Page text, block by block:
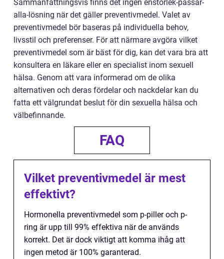
Sammanfattningsvis finns det ingen enstorlek-passar-
alla-lösning när det gäller preventivmedel. Valet av
preventivmedel bör baseras på individuella behov,
livsstil och preferenser. För att närmare avgöra vilket
preventivmedel som är bäst för dig, kan det vara bra att
konsultera en läkare eller en specialist inom sexuell
hälsa. Genom att vara informerad om de olika
alternativen och deras fördelar och nackdelar kan du
fatta ett välgrundat beslut för din sexuella hälsa och
välbefinnande.
FAQ
Vilket preventivmedel är mest
effektivt?
Hormonella preventivmedel som p-piller och p-
ring är upp till 99% effektiva när de används
korrekt. Det är dock viktigt att komma ihåg att
ingen metod är 100% garanterad.